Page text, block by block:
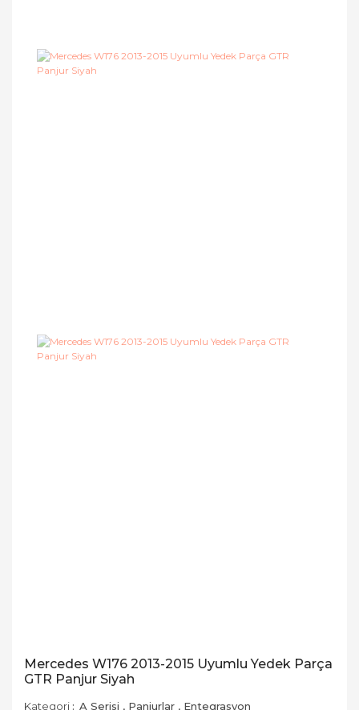
Mercedes W176 2013-2015 Uyumlu Yedek Parça
GTR Panjur Siyah
Kategori A Serisi , Panjurlar , Entegrasyon